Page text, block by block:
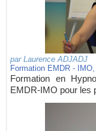
par Laurence ADJADJ
Formation EMDR -
Formation en
EMDR-IMO pour les